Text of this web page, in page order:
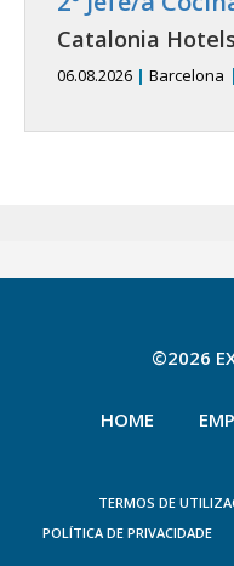
Catalonia
06.08.2026 | Barcelona |
©2026
HOME
TERMOS DE
POLÍTICA DE PRIVACIDADE